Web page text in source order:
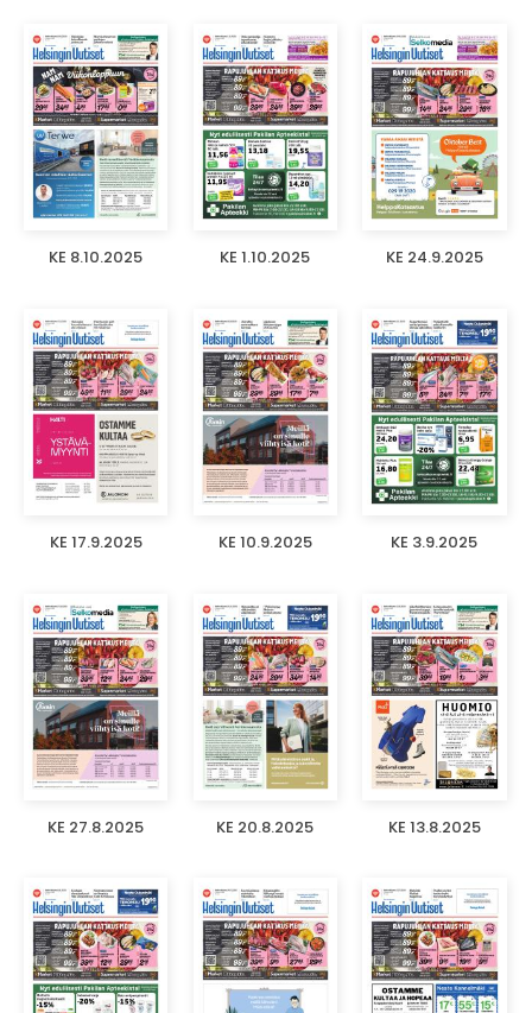
KE 8.10.2025 KE 1.10.2025 KE 24.9.2025
KE 17.9.2025 KE 10.9.2025 KE 3.9.2025
KE 27.8.2025 KE 20.8.2025 KE 13.8.2025